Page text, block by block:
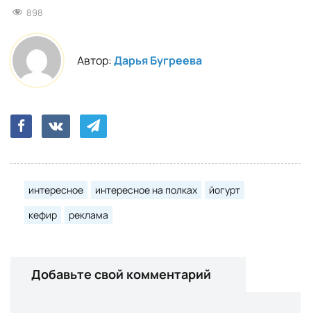
898
Автор:Дарья Бугреева
интересное интересное на полках
йогурт
кефир
реклама
Добавьте свой комментарий